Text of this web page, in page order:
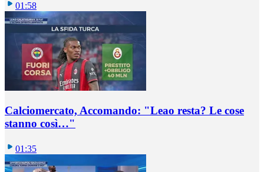
01:58
Calciomercato, Accomando: "Leao resta? Le cose
stanno così…"
01:35